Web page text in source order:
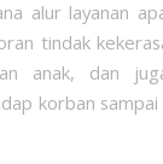
alur layanan
tindak
anak, dan
korban sampai